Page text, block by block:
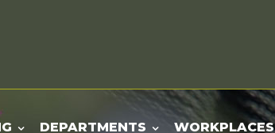
DEPARTMENTS WORKPLACES